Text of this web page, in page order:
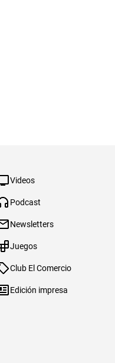
Videos
Podcast
Newsletters
Juegos
Club El Comercio
Edición impresa